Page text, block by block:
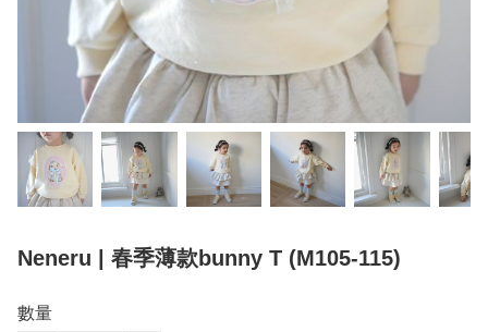
Neneru | 春季薄款bunny T (M105-115)
數量